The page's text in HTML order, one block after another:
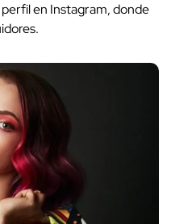
en Instagram, donde